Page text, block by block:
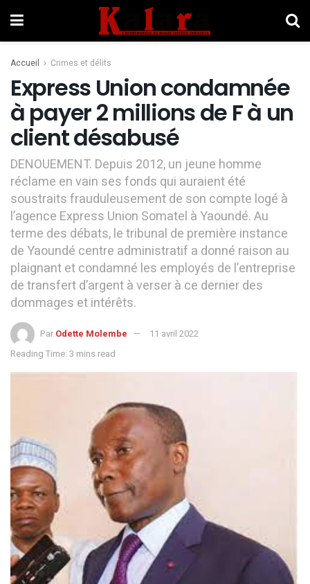
Accueil Crimes et délits
Express Union condamnée
à payer 2 millions de F à un
client désabusé
DENOUEMENT. Depuis 2012, un jeune homme
réclame en vain ses fonds qui auraient été
soustraits frauduleusement de son compte logé à
l’agence Express Union Somatel à Yaoundé. Au
terme des débats, le tribunal de première instance
de Yaoundé centre administratif a donné raison au
plaignant et condamné les employés de l’entreprise
de transfert d’argent à verser à ce dernier des
dommages et intérêts.
Par Odette Molembe
11 avril 2022
Reading Time: 3 mins read